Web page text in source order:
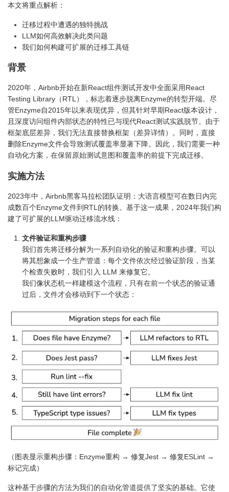
本文将重点解析：
迁移过程中遭遇的独特挑战
LLM如何高效解决此类问题
我们如何构建可扩展的迁移工具链
背景
2020年，Airbnb开始在新React组件测试开发中全面采用React
Testing Library（RTL），标志着逐步脱离Enzyme的转型开端。尽
管Enzyme自2015年以来表现优异，但其针对早期React版本设计，
且深度访问组件内部状态的特性已与现代React测试实践脱节。由于
框架底层差异，我们无法直接替换框架（差异详情）。同时，直接
删除Enzyme文件会导致测试覆盖率显著下降。因此，我们需要一种
自动化方案，在保留原始测试意图和覆盖率的前提下完成迁移。
实施方法
2023年中，Airbnb黑客马拉松团队证明：大语言模型可在数日内完
成数百个Enzyme文件到RTL的转换。基于这一成果，2024年我们构
建了可扩展的LLM驱动迁移流水线：
文件验证和重构步骤
我们首先将迁移分解为一系列自动化的验证和重构步骤。可以
将其想象成一个生产管道：每个文件依次经过验证阶段，当某
个检查失败时，我们引入 LLM 来修复它。
我们像状态机一样建模这个流程，只有在前一个状态的验证通
过后，文件才会移动到下一个状态：
（图表显示重构步骤：Enzyme重构 → 修复Jest → 修复ESLint →
标记完成）
这种基于步骤的方法为我们的自动化管道提供了坚实的基础。它使